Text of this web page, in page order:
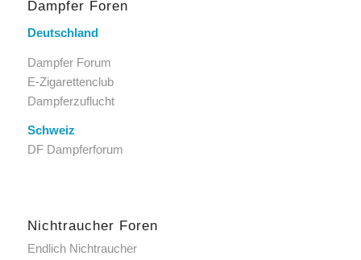
Dampfer Foren
Deutschland
Dampfer Forum
E-Zigarettenclub
Dampferzuflucht
Schweiz
DF Dampferforum
Nichtraucher Foren
Endlich Nichtraucher